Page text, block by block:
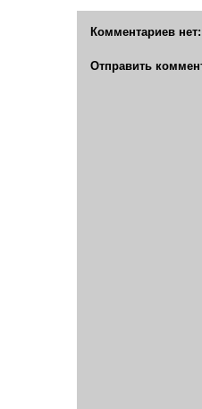
Комментариев нет:
Отправить